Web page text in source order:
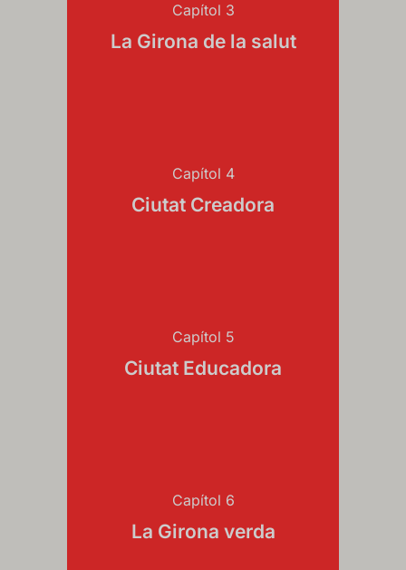
Capítol 3
La Girona de la salut
Capítol 4
Ciutat Creadora
Capítol 5
Ciutat Educadora
Capítol 6
La Girona verda